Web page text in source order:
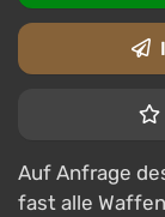
Auf Anfrage
fast alle